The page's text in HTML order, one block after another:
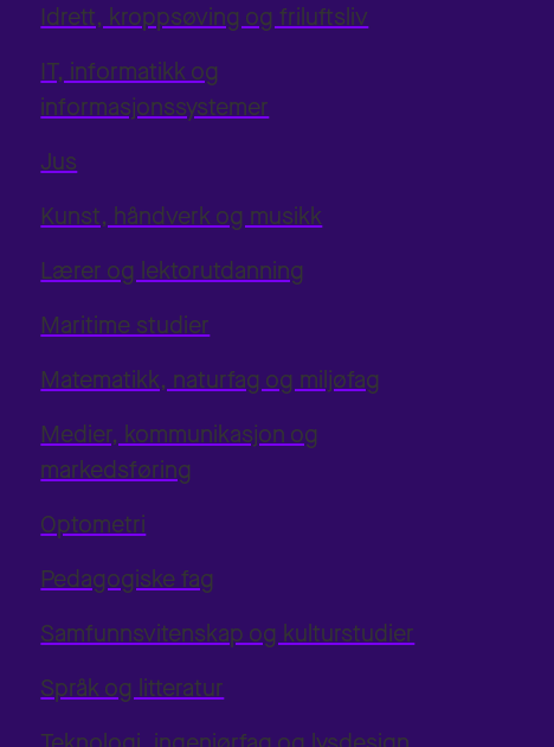
Idrett, kroppsøving og friluftsliv
IT, informatikk og
informasjonssystemer
Jus
Kunst, håndverk og musikk
Lærer og lektorutdanning
Maritime studier
Matematikk, naturfag og miljøfag
Medier, kommunikasjon og
markedsføring
Optometri
Pedagogiske fag
Samfunnsvitenskap og kulturstudier
Språk og litteratur